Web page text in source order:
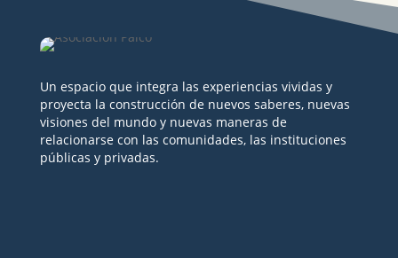
Un espacio que integra las experiencias vividas y
proyecta la construcción de nuevos saberes, nuevas
visiones del mundo y nuevas maneras de
relacionarse con las comunidades, las instituciones
públicas y privadas.